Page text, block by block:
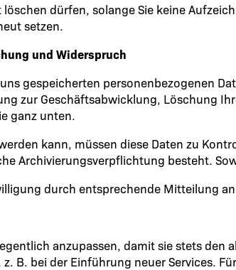
dürfen, solange Sie keine
setzen.
und Widerspruch
gespeicherten personenbezogenen
zur Geschäftsabwicklung, Löschung
ganz unten.
kann, müssen diese Daten zu
Archivierungsverpflichtung besteht.
durch entsprechende Mitteilung
anzupassen, damit sie stets
B. bei der Einführung neuer Services.